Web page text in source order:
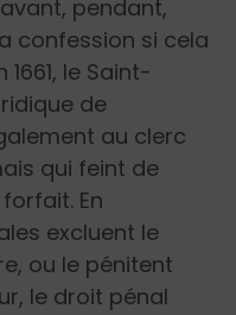
pendant,
confession si cela
le Saint-
de
au clerc
qui feint de
En
excluent le
ou le pénitent
le droit pénal